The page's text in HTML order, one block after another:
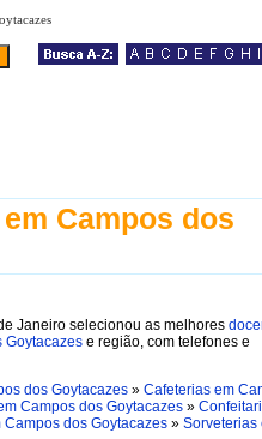
Campos dos
Janeiro selecionou as melhores
Goytacazes e região, com telefones e
dos Goytacazes » Cafeterias em
Campos dos Goytacazes »
Campos dos Goytacazes » Sorveterias